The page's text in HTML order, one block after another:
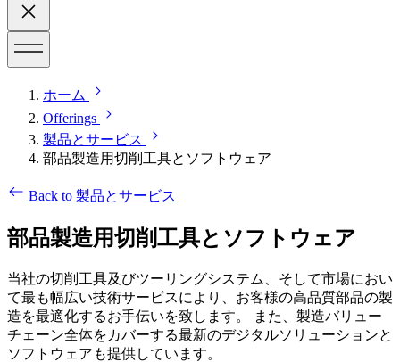
ホーム
Offerings
製品とサービス
部品製造用切削工具とソフトウェア
Back to 製品とサービス
部品製造用切削工具とソフトウェア
当社の切削工具及びツーリングシステム、そして市場におい
て最も幅広い技術サービスにより、お客様の高品質部品の製
造を最適化するお手伝いを致します。 また、製造バリュー
チェーン全体をカバーする最新のデジタルソリューションと
ソフトウェアも提供しています。